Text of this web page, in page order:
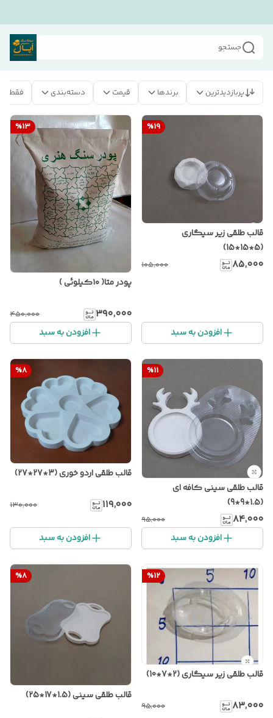
جستجو
پربازدیدترین برندها قیمت دسته‌بندی فقط
%19
قالب طلقی زیر سیگاری
(5*15*15)
۸۵٬۰۰۰ ۱۰۵٬۰۰۰
افزودن به سبد
%13
پودر متا( ۱۰کیلوئی )
۳۹۰٬۰۰۰ ۴۵۰٬۰۰۰
افزودن به سبد
%11
قالب طلقی سینی کافه ای
(1.5*9*9)
۸۴٬۰۰۰ ۹۵٬۰۰۰
افزودن به سبد
%8
قالب طلقی اردو خوری (3*27*27)
۱۱۹٬۰۰۰ ۱۳۰٬۰۰۰
افزودن به سبد
%12
قالب طلقی زیر سیگاری (2*7*10)
۸۳٬۰۰۰ ۹۵٬۰۰۰
%8
قالب طلقی سینی (1.5*17*25)